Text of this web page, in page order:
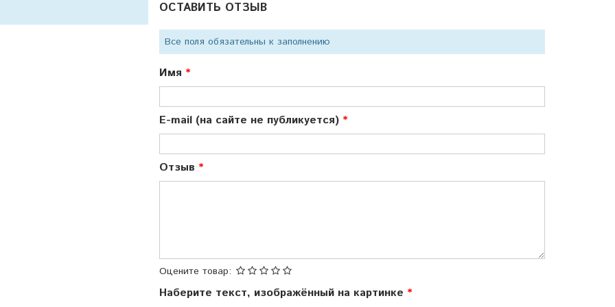
ОСТАВИТЬ ОТЗЫВ
Все поля обязательны к заполнению
Имя
E-mail (на сайте не публикуется)
Отзыв
Оцените товар:
Наберите текст, изображённый на картинке